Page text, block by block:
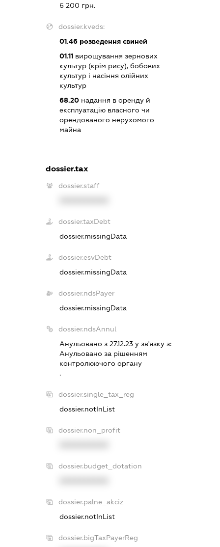
6 200 грн.
dossier.kveds:
01.46 розведення свиней
01.11 вирощування зернових
культур (крім рису), бобових
культур і насіння олійних
культур
68.20 надання в оренду й
експлуатацію власного чи
орендованого нерухомого
майна
dossier.tax
dossier.staff
dossier.taxDebt
dossier.missingData
dossier.esvDebt
dossier.missingData
dossier.ndsPayer
dossier.missingData
dossier.ndsAnnul
Анульовано з 27.12.23 у зв'язку з:
Анульовано за рiшенням
контролюючого органу
.
dossier.single_tax_reg
dossier.notInList
dossier.non_profit
dossier.budget_dotation
dossier.palne_akciz
dossier.notInList
dossier.bigTaxPayerReg